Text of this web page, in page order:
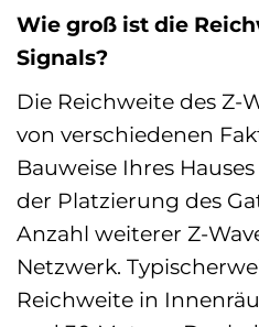
Wie groß ist die
Signals?
Die Reichweite des Z-
von verschiedenen
Bauweise Ihres
der Platzierung des
Anzahl weiterer Z-
Netzwerk.
Reichweite in